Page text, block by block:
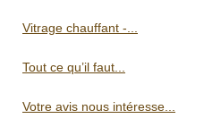
Vitrage chauffant -...
Tout ce qu’il faut...
Votre avis nous intéresse...